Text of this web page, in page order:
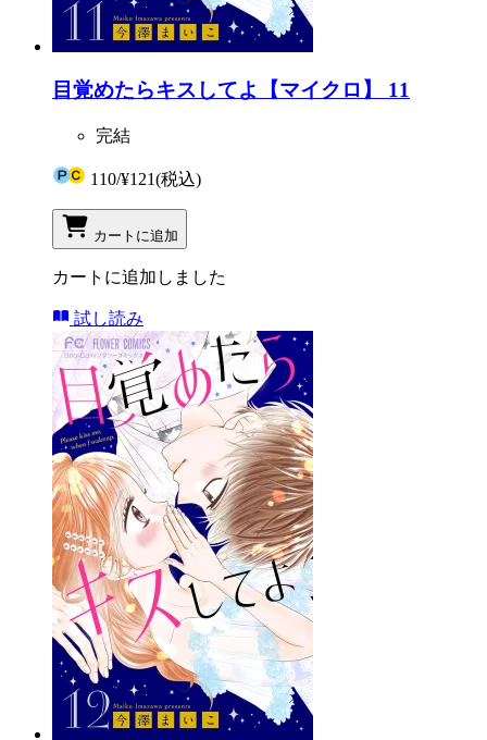
目覚めたらキスしてよ【マイクロ】 11
完結
110/¥121(税込)
カートに追加
カートに追加しました
試し読み